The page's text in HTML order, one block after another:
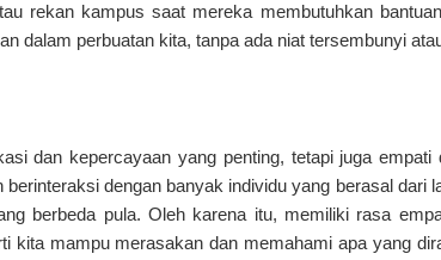
rekan kampus saat mereka membutuhkan
dalam perbuatan kita, tanpa ada niat tersembunyi
dan kepercayaan yang penting, tetapi juga
dengan banyak individu yang berasal dari
berbeda pula. Oleh karena itu, memiliki rasa
kita mampu merasakan dan memahami apa yang